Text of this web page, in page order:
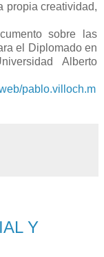
propia creatividad,
sobre las
el Diplomado en
Alberto
pablo.villoch.m
Y